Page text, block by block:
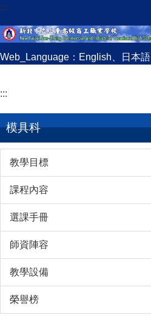
跳
到
主
要
內
區
:::
Web_Language： English 日本語
:::
模具科
教學目標
課程內容
選課手冊
師資陣容
教學設備
榮譽榜